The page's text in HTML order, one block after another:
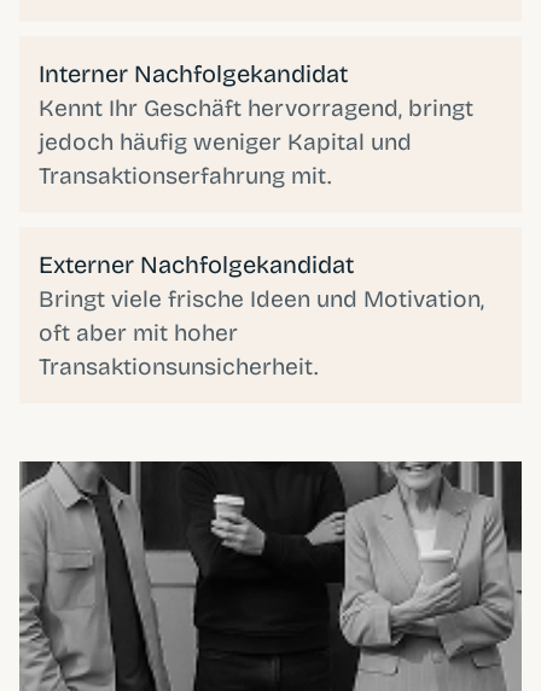
Interner Nachfolgekandidat
Kennt Ihr Geschäft hervorragend, bringt
jedoch häufig weniger Kapital und
Transaktionserfahrung mit.
Externer Nachfolgekandidat
Bringt viele frische Ideen und Motivation,
oft aber mit hoher
Transaktionsunsicherheit.